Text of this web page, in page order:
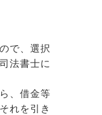
で、選択
法書士に
、借金等
れを引き